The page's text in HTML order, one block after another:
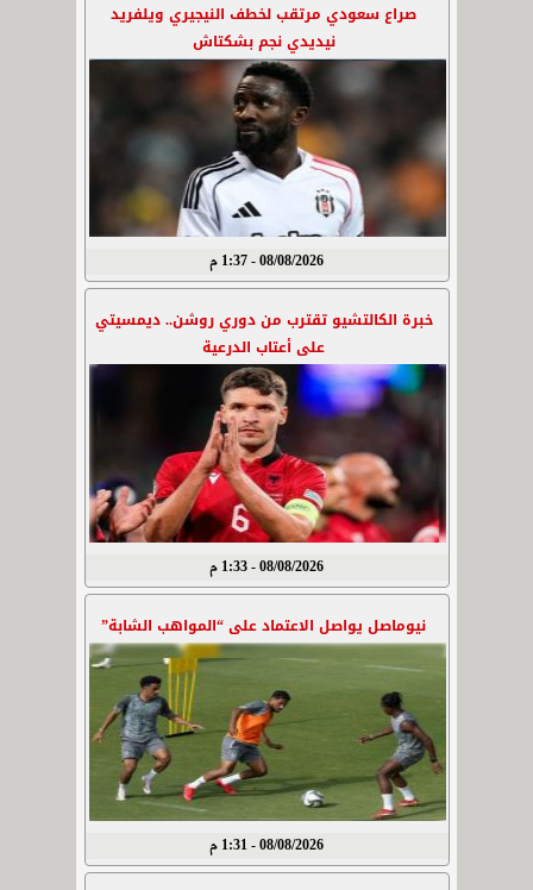
صراع سعودي مرتقب لخطف النيجيري ويلفريد
نيديدي نجم بشكتاش
08/08/2026 - 1:37 م
خبرة الكالتشيو تقترب من دوري روشن.. ديمسيتي
على أعتاب الدرعية
08/08/2026 - 1:33 م
نيوماصل يواصل الاعتماد على “المواهب الشابة”
08/08/2026 - 1:31 م